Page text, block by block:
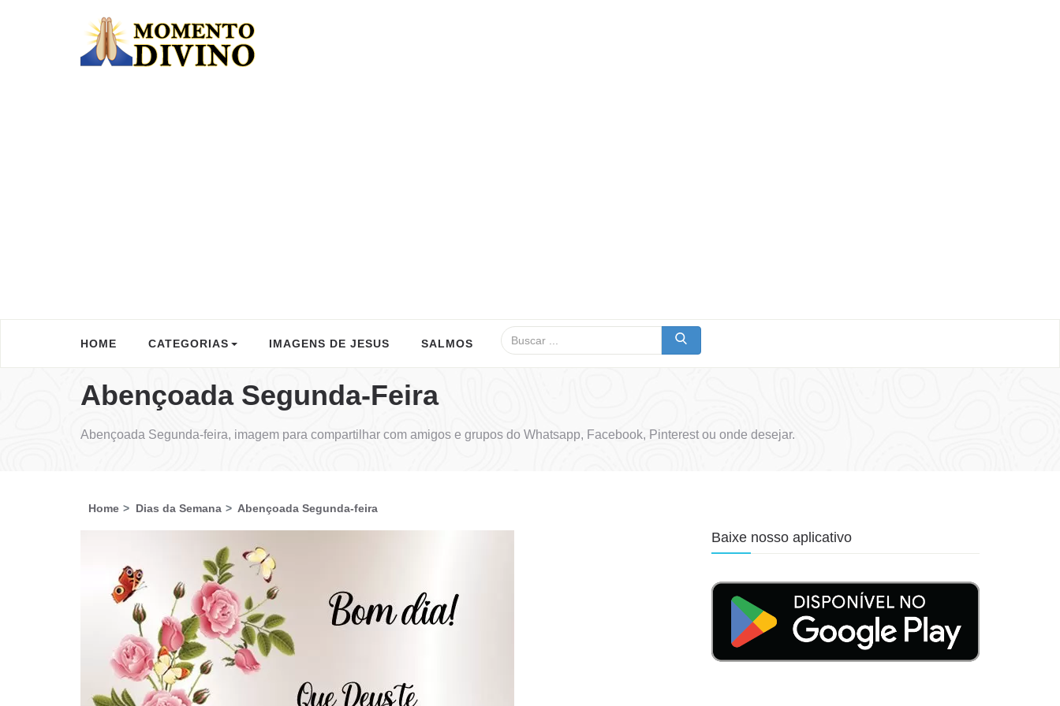
HOME CATEGORIAS IMAGENS DE JESUS SALMOS
Abençoada Segunda-Feira
Abençoada Segunda-feira, imagem para compartilhar com amigos e grupos do Whatsapp, Facebook, Pinterest ou onde desejar.
Home Dias da Semana Abençoada Segunda-feira
Baixe nosso aplicativo